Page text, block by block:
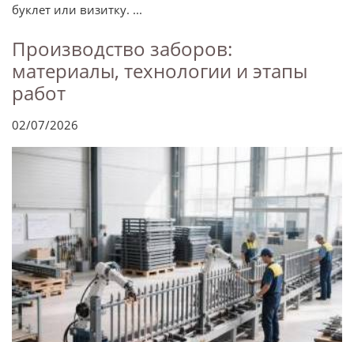
буклет или визитку. ...
Производство заборов:
материалы, технологии и этапы
работ
02/07/2026